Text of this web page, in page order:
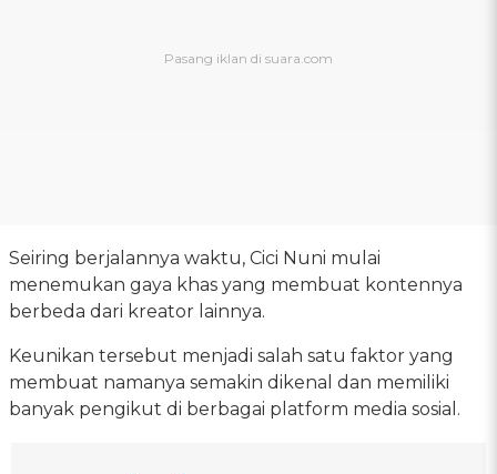
Seiring berjalannya waktu, Cici Nuni mulai
menemukan gaya khas yang membuat kontennya
berbeda dari kreator lainnya.
Keunikan tersebut menjadi salah satu faktor yang
membuat namanya semakin dikenal dan memiliki
banyak pengikut di berbagai platform media sosial.